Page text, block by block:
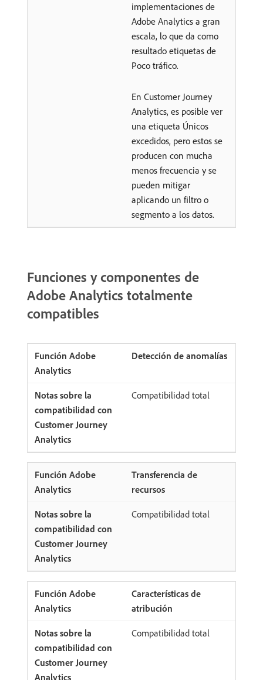
implementaciones de
Adobe Analytics a gran
escala, lo que da como
resultado etiquetas de
Poco tráfico.
En Customer Journey
Analytics, es posible ver
una etiqueta Únicos
excedidos, pero estos se
producen con mucha
menos frecuencia y se
pueden mitigar
aplicando un filtro o
segmento a los datos.
Funciones y componentes de
Adobe Analytics totalmente
compatibles
Detección de anomalías
Compatibilidad total
Transferencia de
recursos
Compatibilidad total
Características de
atribución
Compatibilidad total